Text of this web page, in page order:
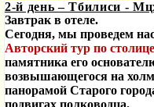
2-й день – Тбилиси -
Завтрак в отеле.
Сегодня, мы проведем
Авторский тур по
памятника его
возвышающегося на
панорамой Старого
подвигах полководца.